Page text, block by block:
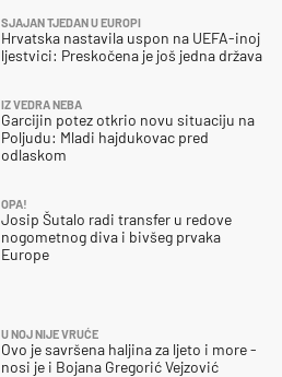
SJAJAN TJEDAN U EUROPI
Hrvatska nastavila uspon na UEFA-inoj
ljestvici: Preskočena je još jedna država
IZ VEDRA NEBA
Garcijin potez otkrio novu situaciju na
Poljudu: Mladi hajdukovac pred
odlaskom
OPA!
Josip Šutalo radi transfer u redove
nogometnog diva i bivšeg prvaka
Europe
U NOJ NIJE VRUĆE
Ovo je savršena haljina za ljeto i more -
nosi je i Bojana Gregorić Vejzović